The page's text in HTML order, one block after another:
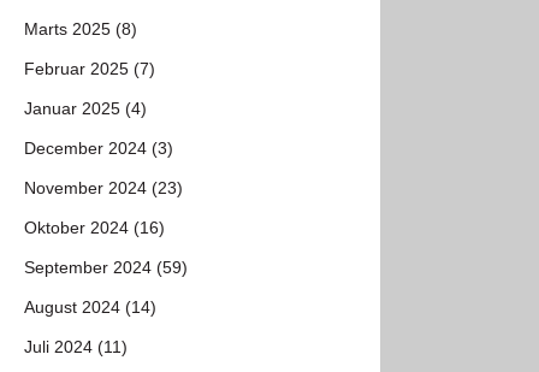
Marts 2025 (8)
Februar 2025 (7)
Januar 2025 (4)
December 2024 (3)
November 2024 (23)
Oktober 2024 (16)
September 2024 (59)
August 2024 (14)
Juli 2024 (11)